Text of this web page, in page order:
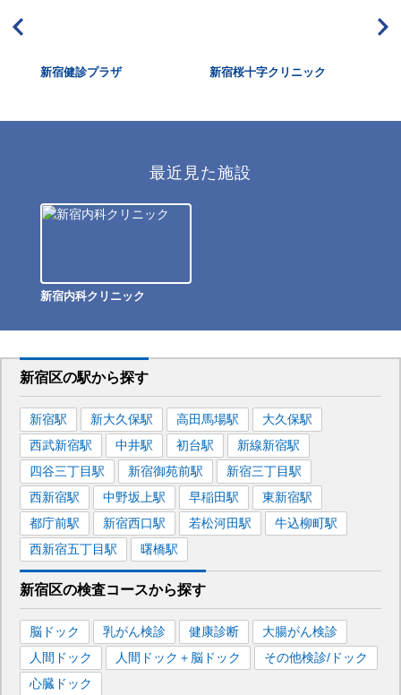
新宿健診プラザ 新宿桜十字クリニック
最近見た施設
新宿内科クリニック
新宿区の駅から探す
新宿駅 新大久保駅 高田馬場駅 大久保駅
西武新宿駅 中井駅 初台駅 新線新宿駅
四谷三丁目駅 新宿御苑前駅 新宿三丁目駅
西新宿駅 中野坂上駅 早稲田駅 東新宿駅
都庁前駅 新宿西口駅 若松河田駅 牛込柳町駅
西新宿五丁目駅 曙橋駅
新宿区の検査コースから探す
脳ドック 乳がん検診 健康診断
大腸がん検診
人間ドック
人間ドック＋脳ドック
その他検診/ドック
心臓ドック